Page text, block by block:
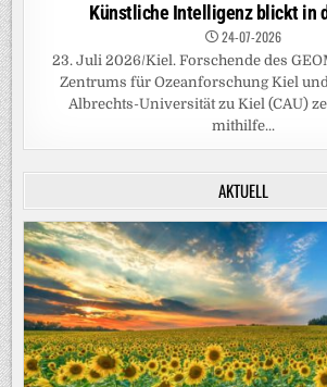
Künstliche Intelligenz blickt in
24-07-2026
23. Juli 2026/Kiel. Forschende des
Zentrums für Ozeanforschung Kiel
Albrechts-Universität zu Kiel (CAU)
mithilfe...
AKTUELL